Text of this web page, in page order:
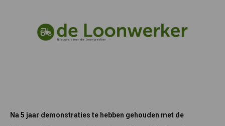
Na 5 jaar demonstraties te hebben gehouden met de